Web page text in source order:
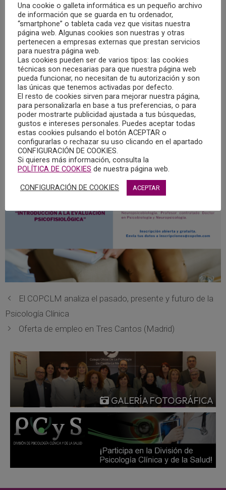
Formación 2023-2024 del Colegio Oficial de la Psicología
de Castilla-La Mancha, el miércoles 13 de diciembre de
2023, a las 17:30 horas, tendrá lugar el Coloquio
denominado “Introducción a la Evaluación
Psicofisiológica”.
Esta actividad es abierta y gratuita, y las inscripciones hay
que llevarlas a cabo a través de la dirección de correo
electrónicoinscripciones@copclm.com
El COPCLM analiza el pasado, presente y futuro de la
Psicología Clínica
Oferta de empleo en Tres Cantos (Madrid)
GALERÍA FOTOGRÁFICA
Una cookie o galleta informática es un pequeño archivo
de información que se guarda en tu ordenador,
“smartphone” o tableta cada vez que visitas nuestra
página web. Algunas cookies son nuestras y otras
pertenecen a empresas externas que prestan servicios
para nuestra página web.
Las cookies pueden ser de varios tipos: las cookies
técnicas son necesarias para que nuestra página web
pueda funcionar, no necesitan de tu autorización y son
las únicas que tenemos activadas por defecto.
El resto de cookies sirven para mejorar nuestra página,
para personalizarla en base a tus preferencias, o para
poder mostrarte publicidad ajustada a tus búsquedas,
gustos e intereses personales. Puedes aceptar todas
estas cookies pulsando el botón ACEPTAR o
configurarlas o rechazar su uso clicando en el apartado
CONFIGURACIÓN DE COOKIES.
Si quieres más información, consulta la
POLÍTICA DE COOKIES de nuestra página web.
CONFIGURACIÓN DE COOKIES ACEPTAR